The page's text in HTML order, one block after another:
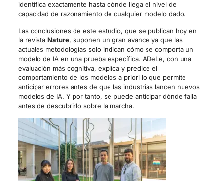
identifica exactamente hasta dónde llega el nivel de
capacidad de razonamiento de cualquier modelo dado.
Las conclusiones de este estudio, que se publican hoy en
la revista Nature, suponen un gran avance ya que las
actuales metodologías solo indican cómo se comporta un
modelo de IA en una prueba específica. ADeLe, con una
evaluación más cognitiva, explica y predice el
comportamiento de los modelos a priori lo que permite
anticipar errores antes de que las industrias lancen nuevos
modelos de IA. Y por tanto, se puede anticipar dónde falla
antes de descubrirlo sobre la marcha.